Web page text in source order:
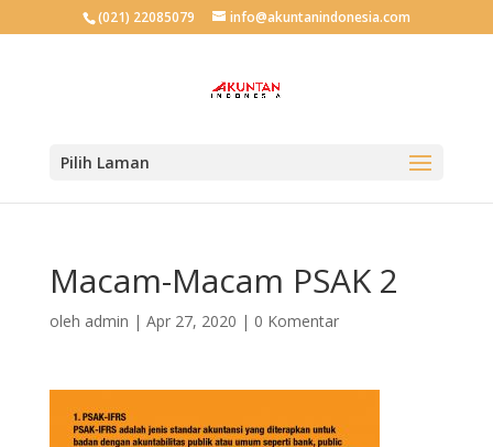
(021) 22085079 info@akuntanindonesia.com
Pilih Laman
Macam-Macam PSAK 2
oleh admin | Apr 27, 2020 | 0 Komentar